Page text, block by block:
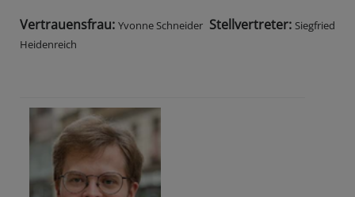
Vertrauensfrau: Yvonne Schneider Stellvertreter: Siegfried
Heidenreich